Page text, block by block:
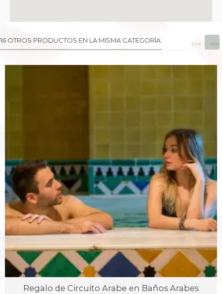
16 OTROS PRODUCTOS EN LA MISMA CATEGORÍA:
Regalo de Circuito Arabe en Baños Arabes
prev next